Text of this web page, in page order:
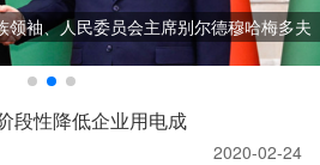
领袖、人民委员会主席别尔德穆哈梅多夫
段性降低企业用电成
2020-02-24